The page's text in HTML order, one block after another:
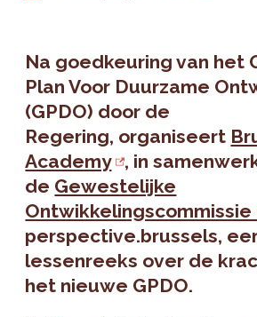
Na goedkeuring van het
Plan Voor Duurzame
(GPDO) door de
Regering, organiseert
Academy
, in
de Gewestelijke
Ontwikkelingscommissie
perspective.brussels,
lessenreeks over de
het nieuwe GPDO.